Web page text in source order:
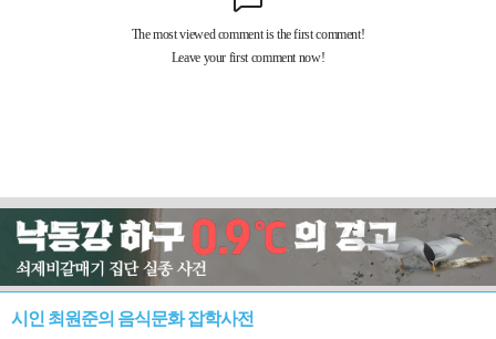
시인 최원준의 음식문화 잡학사전